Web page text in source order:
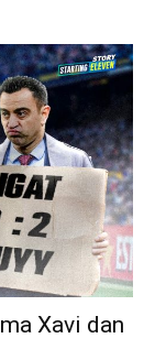
Xavi dan